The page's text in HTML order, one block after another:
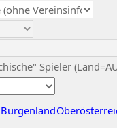
Spieler
Burgenland